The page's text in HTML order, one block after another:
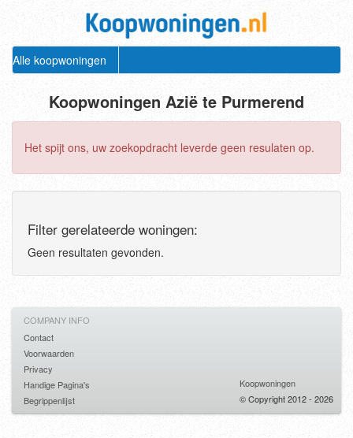
Alle koopwoningen
Koopwoningen Azië te Purmerend
Het spijt ons, uw zoekopdracht leverde geen resulaten op.
Filter gerelateerde woningen:
Geen resultaten gevonden.
COMPANY INFO
Contact
Voorwaarden
Privacy
Handige Pagina's
Begrippenlijst
Koopwoningen
© Copyright 2012 - 2026